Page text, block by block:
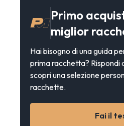
Primo
miglior
Hai bisogno di una guida
prima racchetta? Rispondi
scopri una selezione
racchette.
Fai il